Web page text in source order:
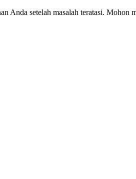
Anda setelah masalah teratasi. Mohon